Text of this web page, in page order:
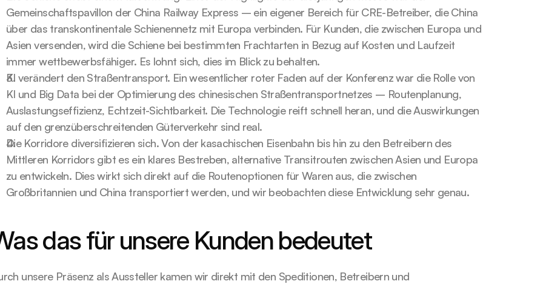
Gemeinschaftspavillon der China Railway Express – ein eigener Bereich für CRE-Betreiber, die China
über das transkontinentale Schienennetz mit Europa verbinden. Für Kunden, die zwischen Europa und
Asien versenden, wird die Schiene bei bestimmten Frachtarten in Bezug auf Kosten und Laufzeit
immer wettbewerbsfähiger. Es lohnt sich, dies im Blick zu behalten.
KI verändert den Straßentransport. Ein wesentlicher roter Faden auf der Konferenz war die Rolle von
KI und Big Data bei der Optimierung des chinesischen Straßentransportnetzes – Routenplanung,
Auslastungseffizienz, Echtzeit-Sichtbarkeit. Die Technologie reift schnell heran, und die Auswirkungen
auf den grenzüberschreitenden Güterverkehr sind real.
Die Korridore diversifizieren sich. Von der kasachischen Eisenbahn bis hin zu den Betreibern des
Mittleren Korridors gibt es ein klares Bestreben, alternative Transitrouten zwischen Asien und Europa
zu entwickeln. Dies wirkt sich direkt auf die Routenoptionen für Waren aus, die zwischen
Großbritannien und China transportiert werden, und wir beobachten diese Entwicklung sehr genau.
das für unsere Kunden bedeutet
unsere Präsenz als Aussteller kamen wir direkt mit den Speditionen, Betreibern und